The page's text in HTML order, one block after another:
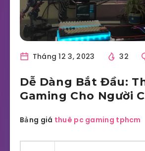
Tháng 12 3, 2023 32
Dễ Dàng Bắt Đầu:
Gaming Cho Người
Bảng giá thuê pc gaming tphcm